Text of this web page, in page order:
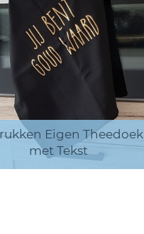
Eigen Theedoek
met Tekst